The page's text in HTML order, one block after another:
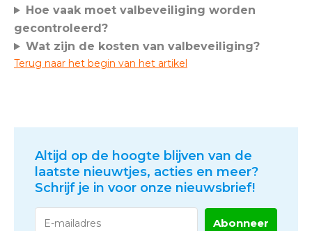
Hoe vaak moet valbeveiliging worden
gecontroleerd?
Wat zijn de kosten van valbeveiliging?
Terug naar het begin van het artikel
Altijd op de hoogte blijven van de
laatste nieuwtjes, acties en meer?
Schrijf je in voor onze nieuwsbrief!
Abonneer